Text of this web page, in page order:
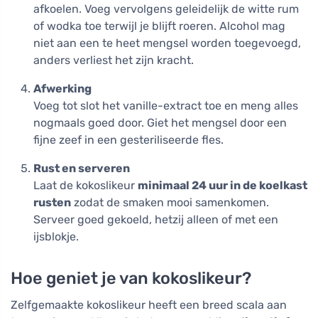
afkoelen. Voeg vervolgens geleidelijk de witte rum
of wodka toe terwijl je blijft roeren. Alcohol mag
niet aan een te heet mengsel worden toegevoegd,
anders verliest het zijn kracht.
Afwerking
Voeg tot slot het vanille-extract toe en meng alles
nogmaals goed door. Giet het mengsel door een
fijne zeef in een gesteriliseerde fles.
Rust en serveren
Laat de kokoslikeur minimaal 24 uur in de koelkast
rusten zodat de smaken mooi samenkomen.
Serveer goed gekoeld, hetzij alleen of met een
ijsblokje.
Hoe geniet je van kokoslikeur?
Zelfgemaakte kokoslikeur heeft een breed scala aan